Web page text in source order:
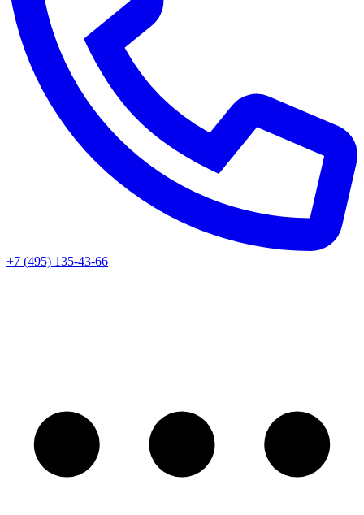
+7 (495) 135-43-66